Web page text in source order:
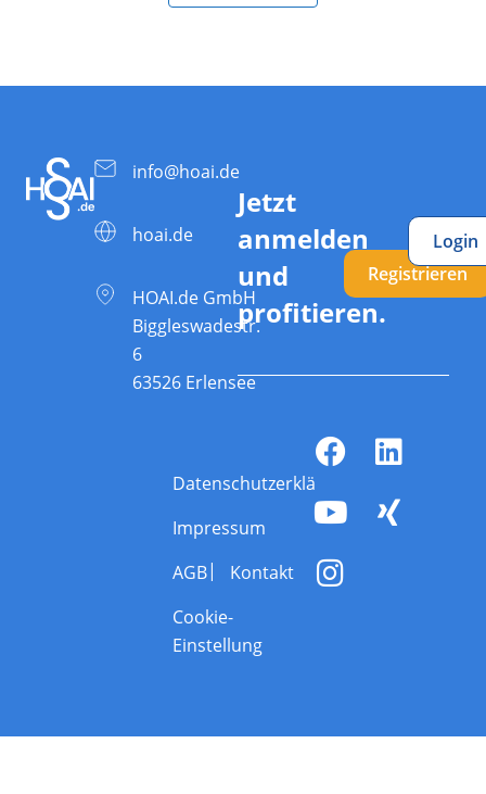
info@hoai.de
hoai.de
HOAI.de GmbH
Biggleswadestr.
6
63526 Erlensee
Jetzt
anmelden
und
profitieren.
Registrieren
Login
Datenschutzerklärung
Impressum
AGB
Kontakt
Cookie-
Einstellung